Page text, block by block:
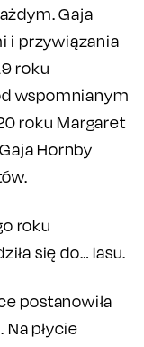
Gaja
i przywiązania
roku
wspomnianym
roku Margaret
Hornby
roku
się do… lasu.
postanowiła
płycie